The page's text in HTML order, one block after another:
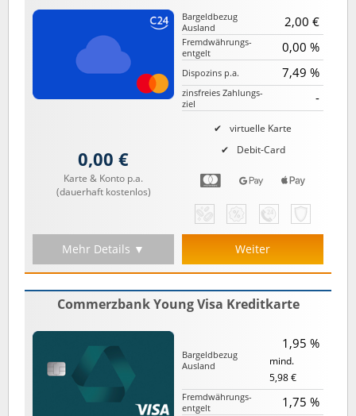
virtuelle Karte
Debit-Card
Bargeld­bezug
Ausland
2,00 €
Fremd­währungs­
entgelt
0,00 %
Dispozins p.a. 7,49 %
zinsfreies Zahlungs­
ziel
-
0,00 €
Karte & Konto p.a.
(dauerhaft kostenlos)
Mehr Details ▼ Weiter
Commerzbank Young Visa Kreditkarte
Bargeld­bezug
Ausland
1,95 %
mind.
5,98 €
Fremd­währungs­
entgelt
1,75 %